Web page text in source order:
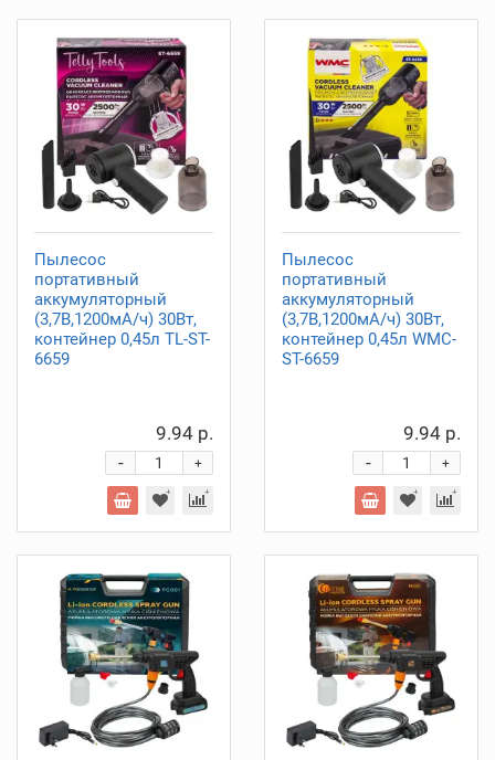
Пылесос
портативный
аккумуляторный
(3,7В,1200мА/ч) 30Вт,
контейнер 0,45л TL-ST-
6659
9.94 р.
+
-
Пылесос
портативный
аккумуляторный
(3,7В,1200мА/ч) 30Вт,
контейнер 0,45л WMC-
ST-6659
9.94 р.
+
-